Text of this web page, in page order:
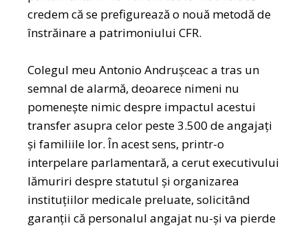
credem că se prefigurează o nouă metodă de
înstrăinare a patrimoniului CFR.
Colegul meu Antonio Andrușceac a tras un
semnal de alarmă, deoarece nimeni nu
pomenește nimic despre impactul acestui
transfer asupra celor peste 3.500 de angajați
și familiile lor. În acest sens, printr-o
interpelare parlamentară, a cerut executivului
lămuriri despre statutul și organizarea
instituțiilor medicale preluate, solicitând
garanții că personalul angajat nu-și va pierde